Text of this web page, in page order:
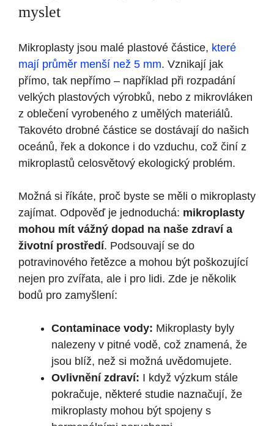
myslet
Mikroplasty jsou malé plastové částice, které
mají průměr menší než 5 mm. Vznikají jak
přímo, tak nepřímo – například při rozpadání
velkých plastových výrobků, nebo z mikrovláken
z oblečení vyrobeného z umělých materiálů.
Takovéto drobné částice se dostávají do našich
oceánů, řek a dokonce i do vzduchu, což činí z
mikroplastů celosvětový ekologický problém.
Možná si říkáte, proč byste se měli o mikroplasty
zajímat. Odpověď je jednoduchá: mikroplasty
mohou mít vážný dopad na naše zdraví a
životní prostředí. Podsouvají se do
potravinového řetězce a mohou být poškozující
nejen pro zvířata, ale i pro lidi. Zde je několik
bodů pro zamyšlení:
Contaminace vody: Mikroplasty byly
nalezeny v pitné vodě, což znamená, že
jsou blíž, než si možná uvědomujete.
Ovlivnění zdraví: I když výzkum stále
pokračuje, některé studie naznačují, že
mikroplasty mohou být spojeny s